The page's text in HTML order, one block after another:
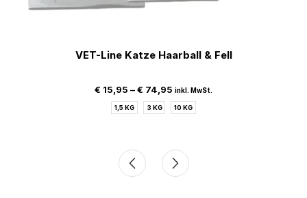
VET-Line Katze Haarball & Fell
€ 15,95 –€ 74,95 inkl. MwSt.
1,5 KG 3 KG 10 KG